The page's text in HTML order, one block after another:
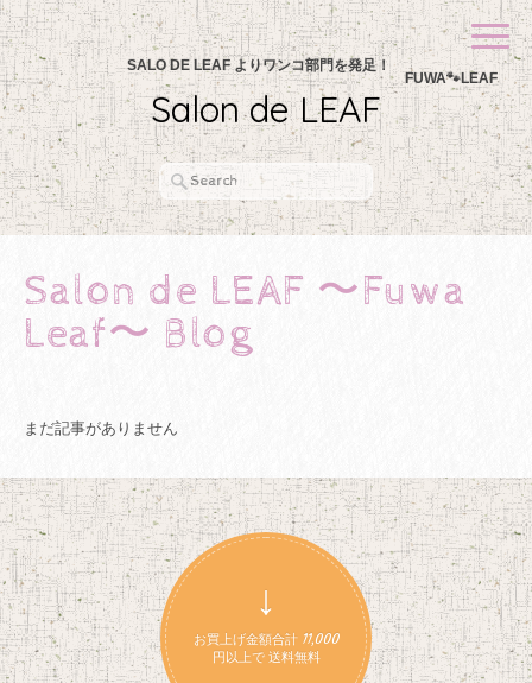
SALO DE LEAF よりワンコ部門を発足！
FUWA🐾LEAF
Salon de LEAF
Salon de LEAF 〜Fuwa
Leaf〜 Blog
まだ記事がありません
↓
お買上げ金額合計 11,000
円以上で 送料無料